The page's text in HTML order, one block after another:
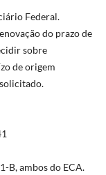
Federal.
do prazo de
sobre
de origem
B, ambos do ECA.